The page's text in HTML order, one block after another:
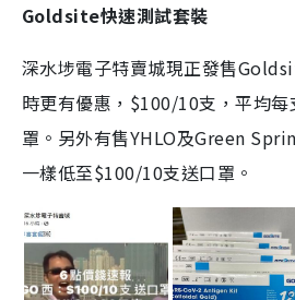
Goldsite快速測試套裝
深水埗電子特賣城現正發售
時更有優惠，$100/10支，平均
罩。另外有售YHLO及Green
一樣低至$100/10支送口罩。